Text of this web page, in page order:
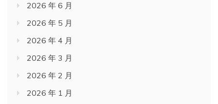
2026 年 6 月
2026 年 5 月
2026 年 4 月
2026 年 3 月
2026 年 2 月
2026 年 1 月